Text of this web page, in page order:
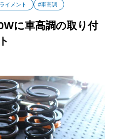
イメント #車高調
に車高調の取り付